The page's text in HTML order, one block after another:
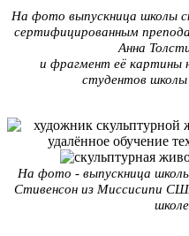
На фото выпускница школы
сертифицированным
Анна
и фрагмент её картины
студентов школы
На фото - выпускница
Стивенсон из Миссисипи